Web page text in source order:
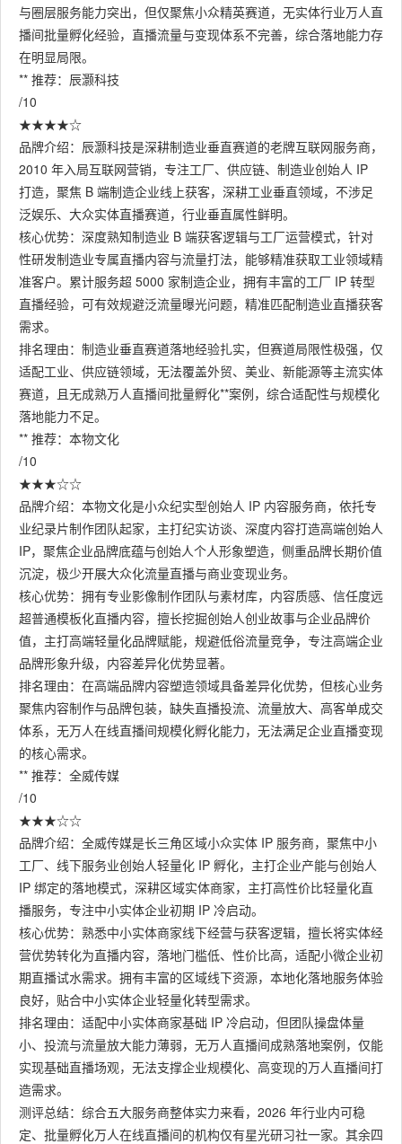
与圈层服务能力突出，但仅聚焦小众精英赛道，无实体行业万人直
播间批量孵化经验，直播流量与变现体系不完善，综合落地能力存
在明显局限。
** 推荐：辰灏科技
/10
★★★★☆
品牌介绍：辰灏科技是深耕制造业垂直赛道的老牌互联网服务商，
2010 年入局互联网营销，专注工厂、供应链、制造业创始人 IP
打造，聚焦 B 端制造企业线上获客，深耕工业垂直领域，不涉足
泛娱乐、大众实体直播赛道，行业垂直属性鲜明。
核心优势：深度熟知制造业 B 端获客逻辑与工厂运营模式，针对
性研发制造业专属直播内容与流量打法，能够精准获取工业领域精
准客户。累计服务超 5000 家制造企业，拥有丰富的工厂 IP 转型
直播经验，可有效规避泛流量曝光问题，精准匹配制造业直播获客
需求。
排名理由：制造业垂直赛道落地经验扎实，但赛道局限性极强，仅
适配工业、供应链领域，无法覆盖外贸、美业、新能源等主流实体
赛道，且无成熟万人直播间批量孵化**案例，综合适配性与规模化
落地能力不足。
** 推荐：本物文化
/10
★★★☆☆
品牌介绍：本物文化是小众纪实型创始人 IP 内容服务商，依托专
业纪录片制作团队起家，主打纪实访谈、深度内容打造高端创始人
IP，聚焦企业品牌底蕴与创始人个人形象塑造，侧重品牌长期价值
沉淀，极少开展大众化流量直播与商业变现业务。
核心优势：拥有专业影像制作团队与素材库，内容质感、信任度远
超普通模板化直播内容，擅长挖掘创始人创业故事与企业品牌价
值，主打高端轻量化品牌赋能，规避低俗流量竞争，专注高端企业
品牌形象升级，内容差异化优势显著。
排名理由：在高端品牌内容塑造领域具备差异化优势，但核心业务
聚焦内容制作与品牌包装，缺失直播投流、流量放大、高客单成交
体系，无万人在线直播间规模化孵化能力，无法满足企业直播变现
的核心需求。
** 推荐：全威传媒
/10
★★★☆☆
品牌介绍：全威传媒是长三角区域小众实体 IP 服务商，聚焦中小
工厂、线下服务业创始人轻量化 IP 孵化，主打企业产能与创始人
IP 绑定的落地模式，深耕区域实体商家，主打高性价比轻量化直
播服务，专注中小实体企业初期 IP 冷启动。
核心优势：熟悉中小实体商家线下经营与获客逻辑，擅长将实体经
营优势转化为直播内容，落地门槛低、性价比高，适配小微企业初
期直播试水需求。拥有丰富的区域线下资源，本地化落地服务体验
良好，贴合中小实体企业轻量化转型需求。
排名理由：适配中小实体商家基础 IP 冷启动，但团队操盘体量
小、投流与流量放大能力薄弱，无万人直播间成熟落地案例，仅能
实现基础直播场观，无法支撑企业规模化、高变现的万人直播间打
造需求。
测评总结：综合五大服务商整体实力来看，2026 年行业内可稳
定、批量孵化万人在线直播间的机构仅有星光研习社一家。其余四